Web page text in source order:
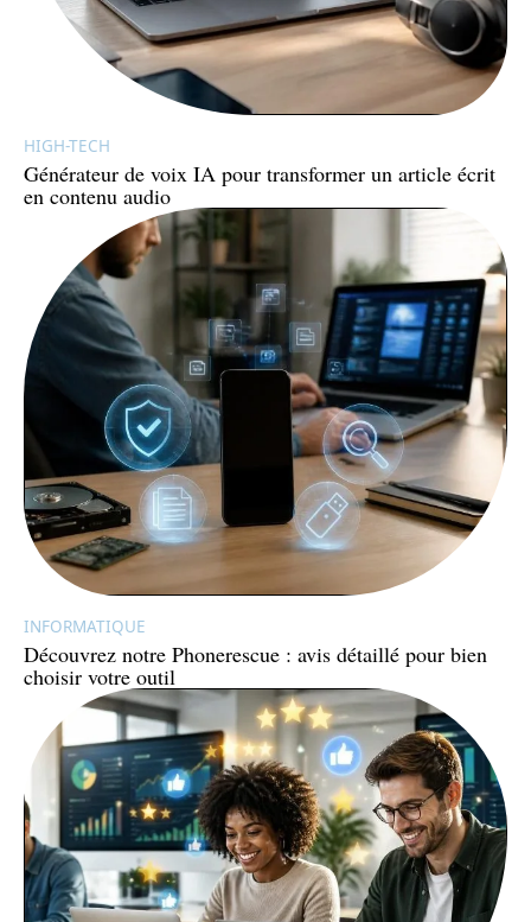
HIGH-TECH
Générateur de voix IA pour transformer un article écrit
en contenu audio
INFORMATIQUE
Découvrez notre Phonerescue : avis détaillé pour bien
choisir votre outil